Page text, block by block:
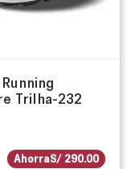
Trilha-232
AhorraS/ 290.00